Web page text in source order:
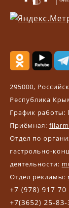
295000,
Республика
График работы:
Приёмная:
Отдел по
гастрольно-
деятельности:
Отдел рекламы:
+7 (978) 917 70
+7(3652) 25-